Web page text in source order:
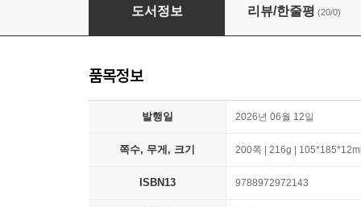
도서정보 리뷰/한줄평 (20/0)
품목정보
발행일 2026년 06월 12일
쪽수, 무게, 크기 200쪽 | 216g |
ISBN13 9788972972143